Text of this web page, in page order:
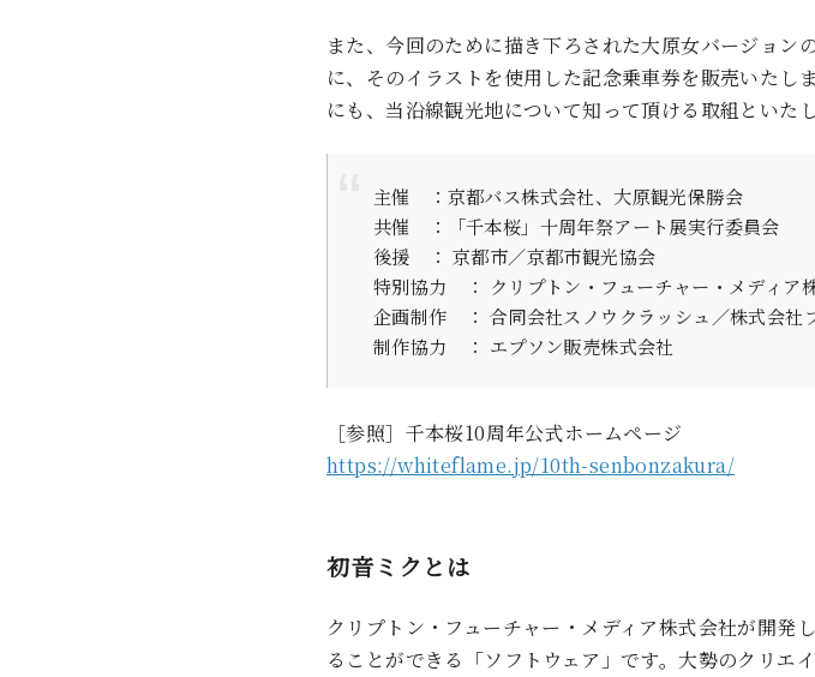
また、今回のために描き下ろされた大原女バージョン
に、そのイラストを使用した記念乗車券を販売いたし
にも、当沿線観光地について知って頂ける取組といたし
主催 ：京都バス株式会社、大原観光保勝会
共催 ：「千本桜」十周年祭アート展実行委員会
後援 ： 京都市／京都市観光協会
特別協力 ： クリプトン・フューチャー・メディア
企画制作 ： 合同会社スノウクラッシュ／株式会社
制作協力 ： エプソン販売株式会社
［参照］千本桜10周年公式ホームページ
https://whiteflame.jp/10th-senbonzakura/
初音ミクとは
クリプトン・フューチャー・メディア株式会社が開発
ることができる「ソフトウェア」です。大勢のクリエ